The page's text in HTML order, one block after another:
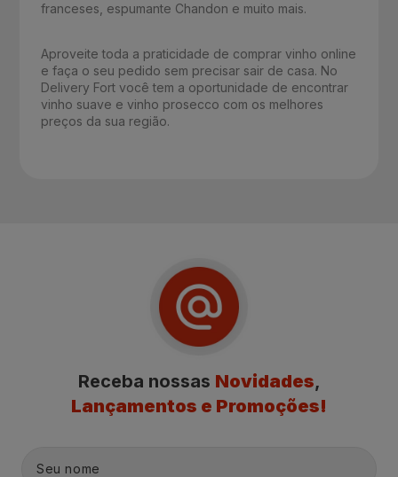
franceses, espumante Chandon e muito mais.
Aproveite toda a praticidade de comprar vinho online
e faça o seu pedido sem precisar sair de casa. No
Delivery Fort você tem a oportunidade de encontrar
vinho suave e vinho prosecco com os melhores
preços da sua região.
Receba nossas Novidades,
Lançamentos e Promoções!